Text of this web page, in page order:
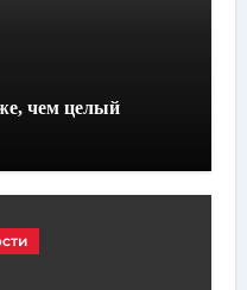
чем целый